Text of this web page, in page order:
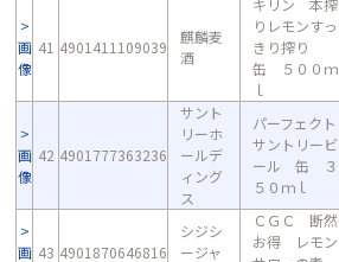
画
像
41 4901411109039
麒麟麦
酒
キリン 本搾
りレモンすっ
きり搾り
缶 ５００ｍ
ｌ
画
像
42 4901777363236
サント
リーホ
ールデ
ィング
ス
パーフェクト
サントリービ
ール 缶 ３
５０ｍｌ
画 43 4901870646816
シジシ
ージャ
ＣＧＣ 断然
お得 レモン